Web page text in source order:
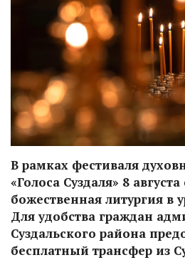
В рамках фестиваля
«Голоса Суздаля» 8
божественная литургия в
Для удобства граждан
Суздальского района
бесплатный трансфер из